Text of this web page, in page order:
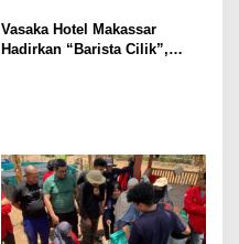
Mancanegara
Vasaka Hotel Makassar
Hadirkan “Barista Cilik”,